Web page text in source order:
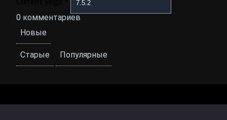
0 комментариев
Новые
Старые Популярные